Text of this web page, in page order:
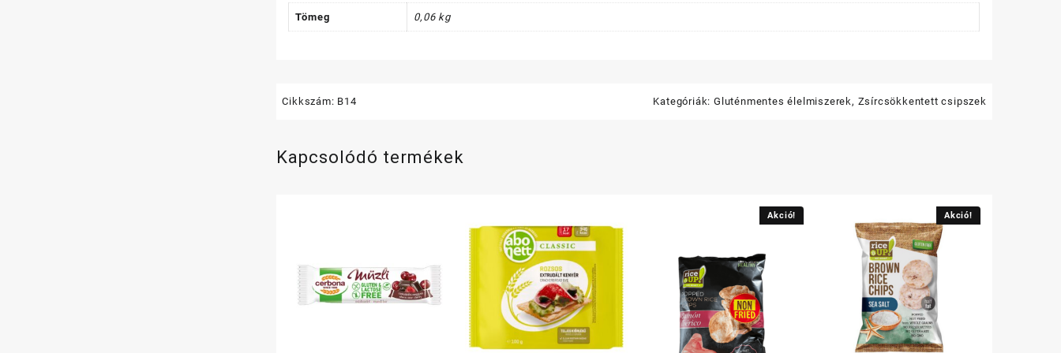
Tömeg 0,06 kg
Cikkszám: B14 Kategóriák: Gluténmentes élelmiszerek , Zsírcsökkentett csipszek
Kapcsolódó termékek
Akció! Akció!